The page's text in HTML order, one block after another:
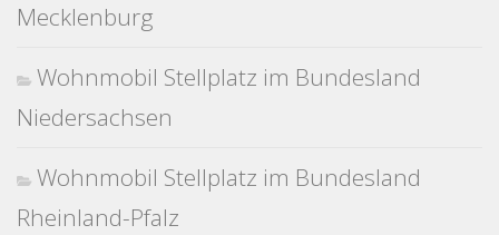
Mecklenburg
Wohnmobil Stellplatz im Bundesland
Niedersachsen
Wohnmobil Stellplatz im Bundesland
Rheinland-Pfalz